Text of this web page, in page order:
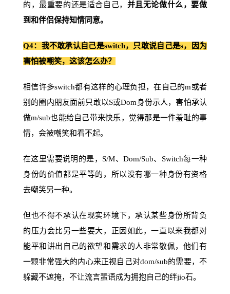
的，最重要的还是适合自己， 并且无论做什么，要做
到和伴侣保持知情同意。
Q4：我不敢承认自己是switch，只敢说自己是s，因为
害怕被嘲笑，这该怎么办？
相信许多switch都有这样的心理负担，在自己的m或者
别的圈内朋友面前只敢以S或Dom身份示人，害怕承认
做m/sub也能给自己带来快乐，觉得那是一件羞耻的事
情，会被嘲笑和看不起。
在这里需要说明的是，S/M、Dom/Sub、Switch每一种
身份的价值都是平等的，所以没有哪一种身份有资格
去嘲笑另一种。
但也不得不承认在现实环境下，承认某些身份所背负
的压力会比另一些要大，正因如此，一直以来我都对
能平和讲出自己的欲望和需求的人非常敬佩，他们有
一颗非常强大的内心来正视自己对dom/sub的需要，不
躲藏不遮掩，不让流言蜚语成为拥抱自己的绊jio石。